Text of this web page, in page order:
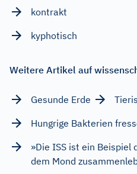
kontrakt
kyphotisch
Weitere Artikel auf
Gesunde Erde
Hungrige Bakterien
»Die ISS ist ein
dem Mond